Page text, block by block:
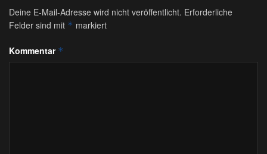
Deine E-Mail-Adresse wird nicht veröffentlicht. Erforderliche
Felder sind mit * markiert
Kommentar *